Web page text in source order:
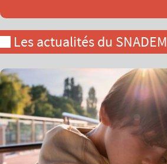
Les actualités du SNADEM